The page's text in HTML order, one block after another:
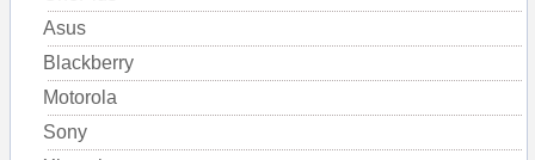
Asus
Blackberry
Motorola
Sony